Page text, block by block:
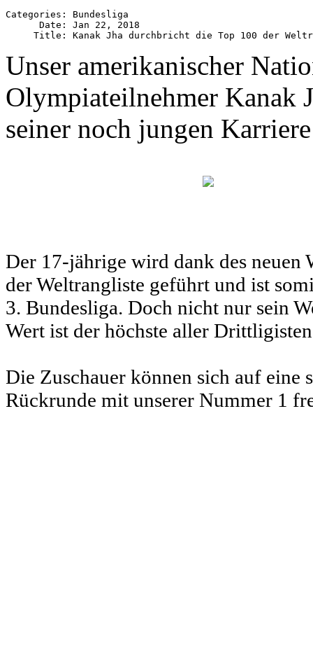
Categories: Bundesliga
      Date: Jan 22, 2018
Unser amerikanischer
Olympiateilnehmer Kanak
seiner noch jungen
Der 17-jährige wird dank des neuen
der Weltrangliste geführt und ist
3. Bundesliga. Doch nicht nur sein
Wert ist der höchste aller
Die Zuschauer können sich auf eine
Rückrunde mit unserer Nummer 1